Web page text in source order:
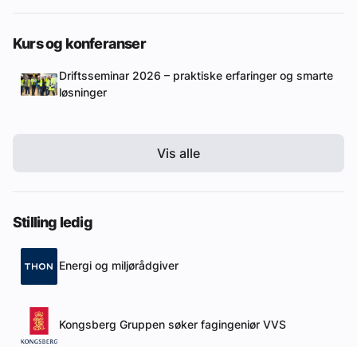
Kurs og konferanser
Driftsseminar 2026 – praktiske erfaringer og smarte
løsninger
Vis alle
Stilling ledig
Energi og miljørådgiver
Kongsberg Gruppen søker fagingeniør VVS